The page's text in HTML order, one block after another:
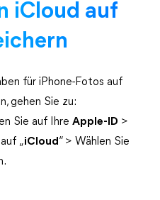
iCloud auf
für iPhone-Fotos auf
gehen Sie zu:
Sie auf Ihre Apple-ID >
„iCloud“ > Wählen Sie